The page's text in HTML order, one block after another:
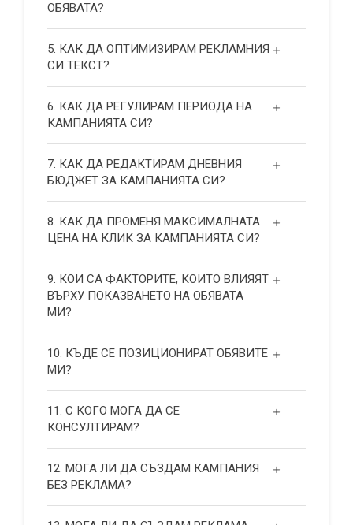
ОБЯВАТА?
5. КАК ДА ОПТИМИЗИРАМ РЕКЛАМНИЯ
СИ ТЕКСТ?
6. КАК ДА РЕГУЛИРАМ ПЕРИОДА НА
КАМПАНИЯТА СИ?
7. КАК ДА РЕДАКТИРАМ ДНЕВНИЯ
БЮДЖЕТ ЗА КАМПАНИЯТА СИ?
8. КАК ДА ПРОМЕНЯ МАКСИМАЛНАТА
ЦЕНА НА КЛИК ЗА КАМПАНИЯТА СИ?
9. КОИ СА ФАКТОРИТЕ, КОИТО ВЛИЯЯТ
ВЪРХУ ПОКАЗВАНЕТО НА ОБЯВАТА
МИ?
10. КЪДЕ СЕ ПОЗИЦИОНИРАТ ОБЯВИТЕ
МИ?
11. С КОГО МОГА ДА СЕ
КОНСУЛТИРАМ?
12. МОГА ЛИ ДА СЪЗДАМ КАМПАНИЯ
БЕЗ РЕКЛАМА?